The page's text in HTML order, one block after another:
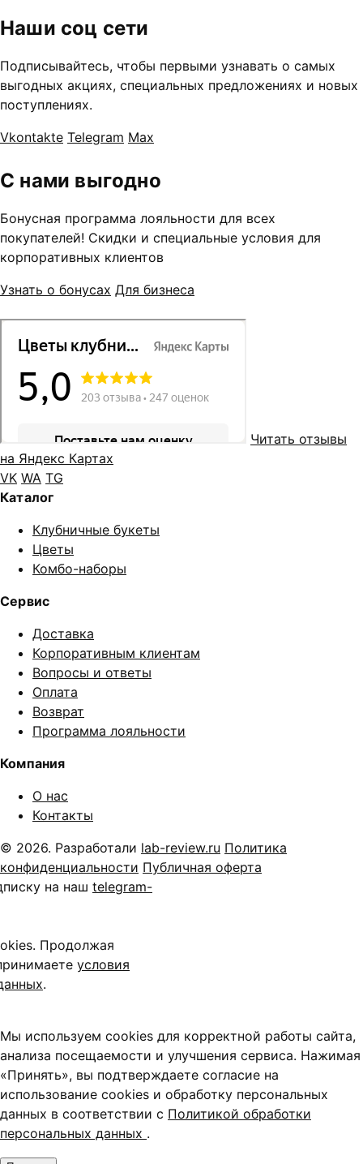
Наши соц сети
Подписывайтесь, чтобы первыми узнавать о самых
выгодных акциях, специальных предложениях и новых
поступлениях.
Vkontakte Telegram Max
С нами выгодно
Бонусная программа лояльности для всех
покупателей! Скидки и специальные условия для
корпоративных клиентов
Узнать о бонусах Для бизнеса
Читать отзывы
на Яндекс Картах
VK WA TG
Каталог
Клубничные букеты
Цветы
Комбо-наборы
Сервис
Доставка
Корпоративным клиентам
Вопросы и ответы
Оплата
Возврат
Программа лояльности
Компания
О нас
Контакты
© 2026. Разработали lab-review.ru Политика
конфиденциальности Публичная оферта
на наш telegram-
Продолжая
условия
.
Мы используем cookies для корректной работы сайта,
анализа посещаемости и улучшения сервиса. Нажимая
«Принять», вы подтверждаете согласие на
использование cookies и обработку персональных
данных в соответствии с Политикой обработки
персональных данных .